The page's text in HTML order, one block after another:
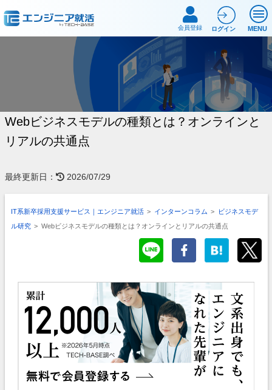
MENU
会員登録 ログイン
Webビジネスモデルの種類とは？オンラインと
リアルの共通点
最終更新日： 2026/07/29
IT系新卒採用支援サービス｜エンジニア就活 > インターンコラム >
ビジネスモデ
ル研究 > Webビジネスモデルの種類とは？オンラインとリアルの共通点